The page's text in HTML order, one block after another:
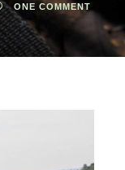
ONE COMMENT